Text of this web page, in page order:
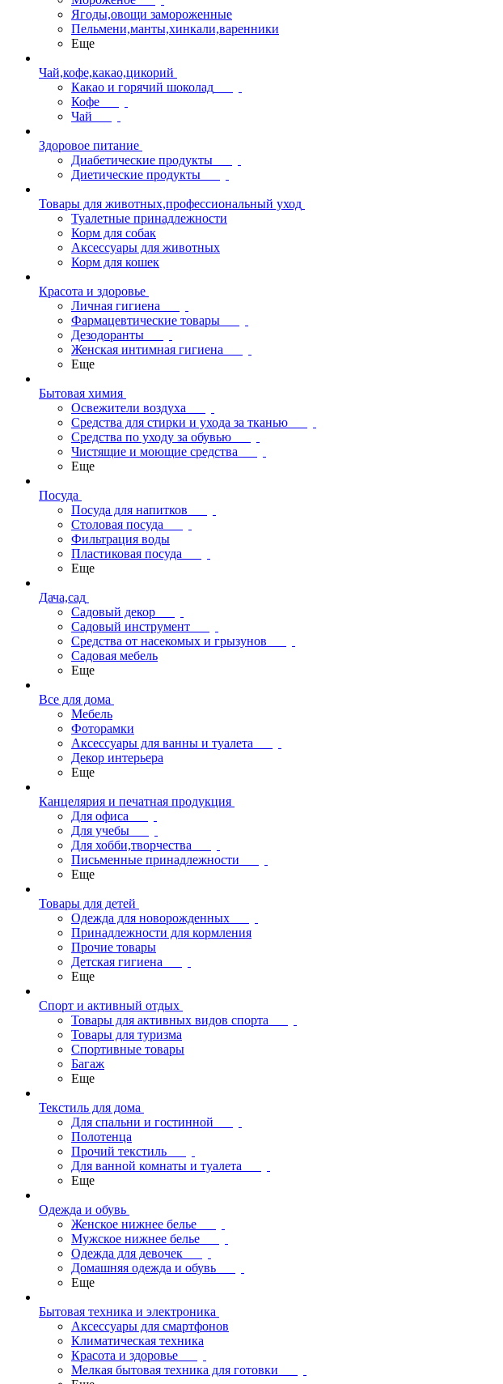
Ягоды,овощи замороженные
Пельмени,манты,хинкали,варенники
Еще
Чай,кофе,какао,цикорий
Какао и горячий шоколад
Кофе
Чай
Здоровое питание
Диабетические продукты
Диетические продукты
Товары для животных,профессиональный уход
Туалетные принадлежности
Корм для собак
Аксессуары для животных
Корм для кошек
Красота и здоровье
Личная гигиена
Фармацевтические товары
Дезодоранты
Женская интимная гигиена
Еще
Бытовая химия
Освежители воздуха
Средства для стирки и ухода за тканью
Средства по уходу за обувью
Чистящие и моющие средства
Еще
Посуда
Посуда для напитков
Столовая посуда
Фильтрация воды
Пластиковая посуда
Еще
Дача,сад
Садовый декор
Садовый инструмент
Средства от насекомых и грызунов
Садовая мебель
Еще
Все для дома
Мебель
Фоторамки
Аксессуары для ванны и туалета
Декор интерьера
Еще
Канцелярия и печатная продукция
Для офиса
Для учебы
Для хобби,творчества
Письменные принадлежности
Еще
Товары для детей
Одежда для новорожденных
Принадлежности для кормления
Прочие товары
Детская гигиена
Еще
Спорт и активный отдых
Товары для активных видов спорта
Товары для туризма
Спортивные товары
Багаж
Еще
Текстиль для дома
Для спальни и гостинной
Полотенца
Прочий текстиль
Для ванной комнаты и туалета
Еще
Одежда и обувь
Женское нижнее белье
Мужское нижнее белье
Одежда для девочек
Домашняя одежда и обувь
Еще
Бытовая техника и электроника
Аксессуары для смартфонов
Климатическая техника
Красота и здоровье
Мелкая бытовая техника для готовки